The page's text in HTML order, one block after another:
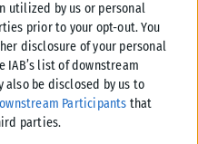
utilized by us or personal
prior to your opt-out. You
disclosure of your personal
list of downstream
be disclosed by us to
Participants that
parties.